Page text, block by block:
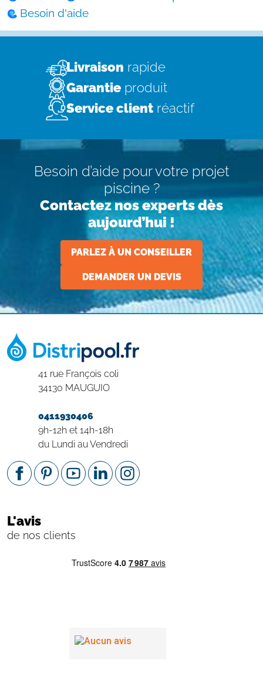
Besoin d'aide
Livraison rapide
Garantie produit
Service client réactif
Besoin d’aide pour votre projet
piscine ?
Contactez nos experts dès
aujourd’hui !
PARLEZ À UN CONSEILLER
DEMANDER UN DEVIS
41 rue François coli
34130 MAUGUIO
0411930406
9h-12h et 14h-18h
du Lundi au Vendredi
L'avis
de nos clients